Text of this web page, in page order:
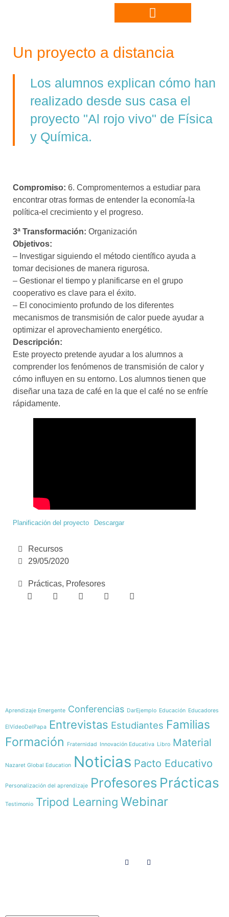
Un proyecto a distancia
Los alumnos explican cómo han
realizado desde sus casa el
proyecto "Al rojo vivo" de Física
y Química.
Compromiso: 6. Compromenternos a estudiar para
encontrar otras formas de entender la economía-la
política-el crecimiento y el progreso.
3ª Transformación: Organización
Objetivos:
– Investigar siguiendo el método científico ayuda a
tomar decisiones de manera rigurosa.
– Gestionar el tiempo y planificarse en el grupo
cooperativo es clave para el éxito.
– El conocimiento profundo de los diferentes
mecanismos de transmisión de calor puede ayudar a
optimizar el aprovechamiento energético.
Descripción:
Este proyecto pretende ayudar a los alumnos a
comprender los fenómenos de transmisión de calor y
cómo influyen en su entorno. Los alumnos tienen que
diseñar una taza de café en la que el café no se enfríe
rápidamente.
Planificación del proyecto Descargar
Recursos
29/05/2020
Prácticas, Profesores
Aprendizaje Emergente Conferencias DarEjemplo Educación Educadores
ElVídeoDelPapa Entrevistas Estudiantes Familias
Formación
Fraternidad Innovación Educativa Libro Material
Nazaret Global Education Noticias Pacto Educativo
Personalización del aprendizaje Profesores Prácticas
Testimonio Tripod Learning Webinar